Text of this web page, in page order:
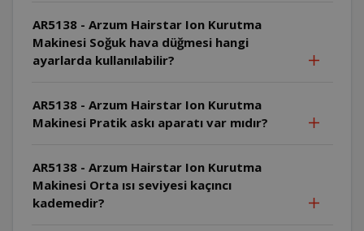
AR5138 - Arzum Hairstar Ion Kurutma
Makinesi Soğuk hava düğmesi hangi
ayarlarda kullanılabilir?
AR5138 - Arzum Hairstar Ion Kurutma
Makinesi Pratik askı aparatı var mıdır?
AR5138 - Arzum Hairstar Ion Kurutma
Makinesi Orta ısı seviyesi kaçıncı
kademedir?